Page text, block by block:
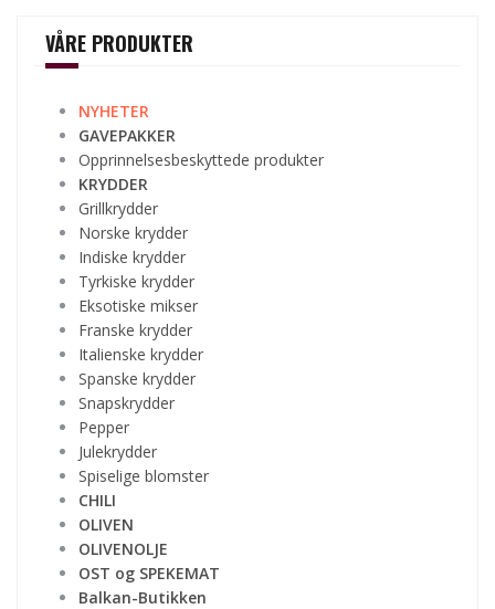
VÅRE PRODUKTER
NYHETER
GAVEPAKKER
Opprinnelsesbeskyttede produkter
KRYDDER
Grillkrydder
Norske krydder
Indiske krydder
Tyrkiske krydder
Eksotiske mikser
Franske krydder
Italienske krydder
Spanske krydder
Snapskrydder
Pepper
Julekrydder
Spiselige blomster
CHILI
OLIVEN
OLIVENOLJE
OST og SPEKEMAT
Balkan-Butikken